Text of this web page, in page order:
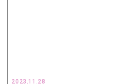
2023.11.28